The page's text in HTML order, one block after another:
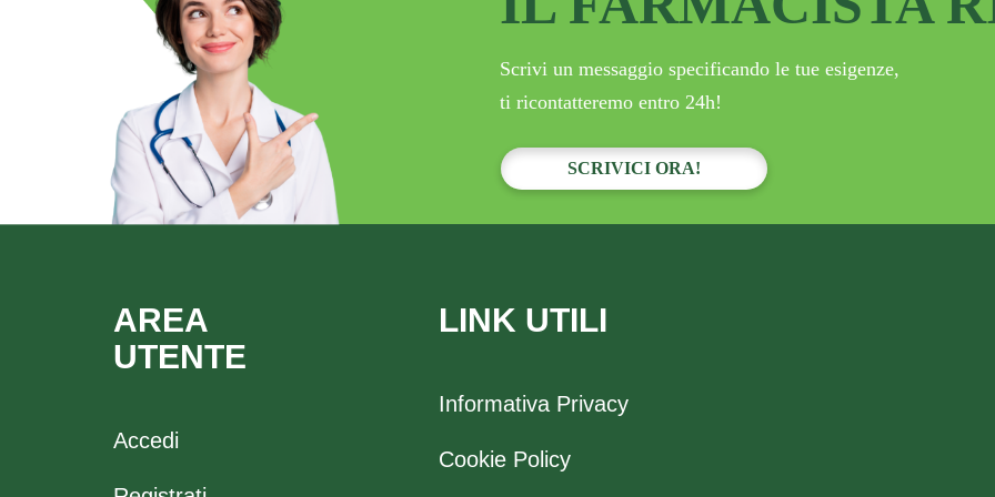
Scrivi un messaggio specificando le tue esigenze,
ti ricontatteremo entro 24h!
SCRIVICI ORA!
AREA
UTENTE
Accedi
LINK UTILI
Informativa Privacy
Cookie Policy